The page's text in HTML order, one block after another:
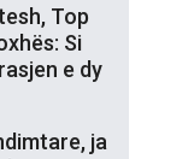
Top
Si
e dy
ja